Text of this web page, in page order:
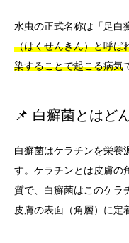
水虫の正式名称は「足白
（はくせんきん）と呼ば
染することで起こる病気
📌 白癬菌とはど
白癬菌はケラチンを栄養
す。ケラチンとは皮膚の
質で、白癬菌はこのケラ
皮膚の表面（角層）に定